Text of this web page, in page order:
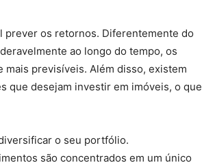
prever os retornos. Diferentemente do
avelmente ao longo do tempo, os
mais previsíveis. Além disso, existem
que desejam investir em imóveis, o que
ificar o seu portfólio.
imentos são concentrados em um único